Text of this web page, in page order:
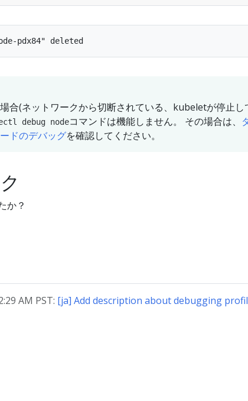
合(ネットワークから切断されている、kubeletが停止し
debug nodeコマンドは機能しません。 その場合は、
ドのデバッグを確認してください。
か？
AM PST: [ja] Add description about debugging